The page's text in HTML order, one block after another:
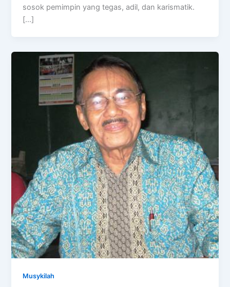
sosok pemimpin yang tegas, adil, dan karismatik.
[…]
Musykilah